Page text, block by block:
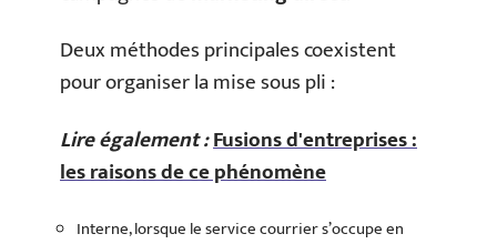
Deux méthodes principales coexistent
pour organiser la mise sous pli :
Lire également :Fusions d'entreprises :
les raisons de ce phénomène
Interne, lorsque le service courrier s’occupe en